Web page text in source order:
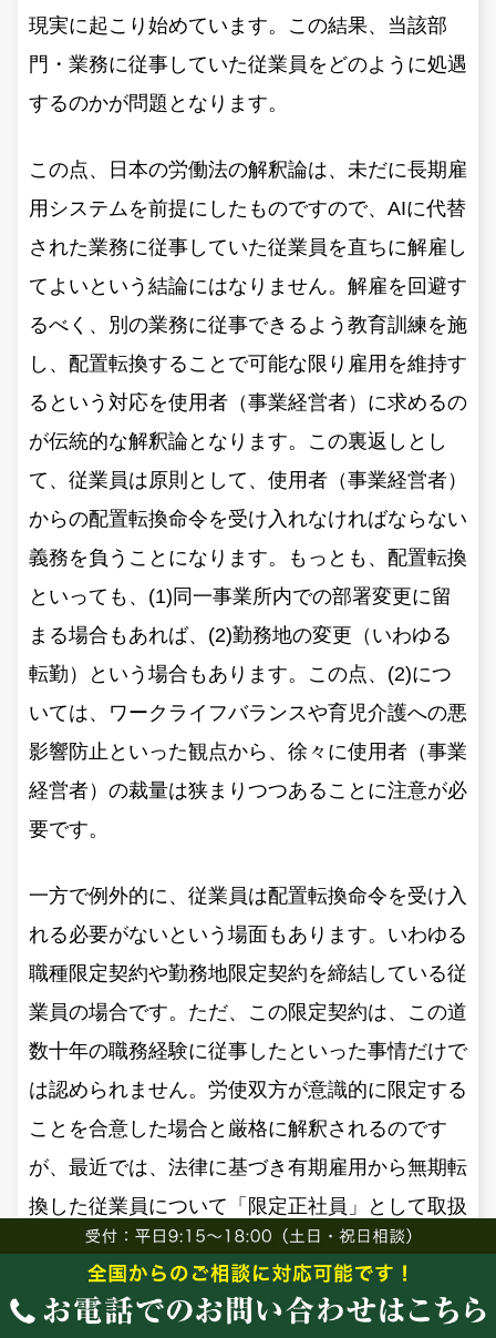
現実に起こり始めています。この結果、当該部
門・業務に従事していた従業員をどのように処遇
するのかが問題となります。
この点、日本の労働法の解釈論は、未だに長期雇
用システムを前提にしたものですので、AIに代替
された業務に従事していた従業員を直ちに解雇し
てよいという結論にはなりません。解雇を回避す
るべく、別の業務に従事できるよう教育訓練を施
し、配置転換することで可能な限り雇用を維持す
るという対応を使用者（事業経営者）に求めるの
が伝統的な解釈論となります。この裏返しとし
て、従業員は原則として、使用者（事業経営者）
からの配置転換命令を受け入れなければならない
義務を負うことになります。もっとも、配置転換
といっても、(1)同一事業所内での部署変更に留
まる場合もあれば、(2)勤務地の変更（いわゆる
転勤）という場合もあります。この点、(2)につ
いては、ワークライフバランスや育児介護への悪
影響防止といった観点から、徐々に使用者（事業
経営者）の裁量は狭まりつつあることに注意が必
要です。
一方で例外的に、従業員は配置転換命令を受け入
れる必要がないという場面もあります。いわゆる
職種限定契約や勤務地限定契約を締結している従
業員の場合です。ただ、この限定契約は、この道
数十年の職務経験に従事したといった事情だけで
は認められません。労使双方が意識的に限定する
ことを合意した場合と厳格に解釈されるのです
が、最近では、法律に基づき有期雇用から無期転
換した従業員について「限定正社員」として取扱
い、職種や勤務地の限定契約を締結する場面が増
えてきています。今後はこの限定正社員が従事す
る業務がAIにより代替された場合にどう対処する